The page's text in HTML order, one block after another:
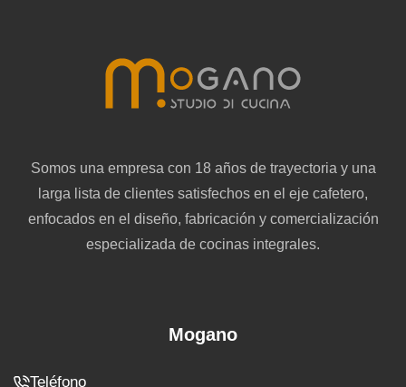
Somos una empresa con 18 años de trayectoria y una
larga lista de clientes satisfechos en el eje cafetero,
enfocados en el diseño, fabricación y comercialización
especializada de cocinas integrales.
Mogano